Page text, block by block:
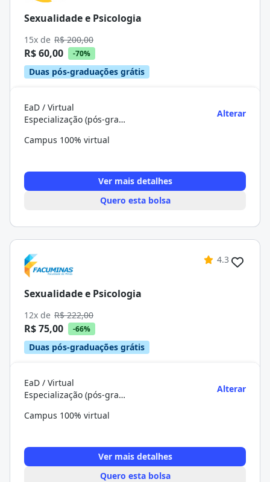
Sexualidade e Psicologia
15x de R$ 200,00
R$ 60,00 -70%
Duas pós-graduações grátis
EaD / Virtual
Especialização (pós-graduação)
Alterar
Campus 100% virtual
Ver mais detalhes
Quero esta bolsa
4.3
Sexualidade e Psicologia
12x de R$ 222,00
R$ 75,00 -66%
Duas pós-graduações grátis
EaD / Virtual
Especialização (pós-graduação)
Alterar
Campus 100% virtual
Ver mais detalhes
Quero esta bolsa